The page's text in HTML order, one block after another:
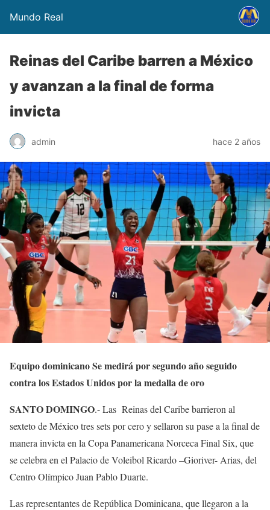
Mundo Real
Reinas del Caribe barren a México
y avanzan a la final de forma
invicta
admin hace 2 años
Equipo dominicano Se medirá por segundo año seguido
contra los Estados Unidos por la medalla de oro
SANTO DOMINGO.- Las Reinas del Caribe barrieron al
sexteto de México tres sets por cero y sellaron su pase a la final de
manera invicta en la Copa Panamericana Norceca Final Six, que
se celebra en el Palacio de Voleibol Ricardo –Gioriver- Arias, del
Centro Olímpico Juan Pablo Duarte.
Las representantes de República Dominicana, que llegaron a la